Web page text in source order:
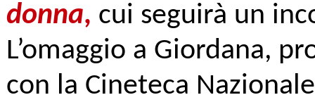
donna, cui seguirà un
L’omaggio a Giordana,
con la Cineteca